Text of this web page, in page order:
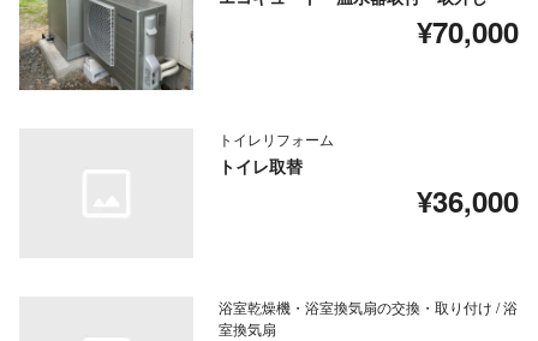
¥70,000
トイレリフォーム
トイレ取替
¥36,000
浴室乾燥機・浴室換気扇の交換・取り付け / 浴
室換気扇